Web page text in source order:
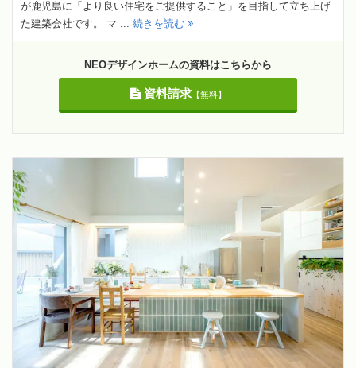
が鹿児島に「より良い住宅をご提供すること」を目指して立ち上げ
た建築会社です。 マ ... 続きを読む
NEOデザインホームの資料はこちらから
資料請求【無料】